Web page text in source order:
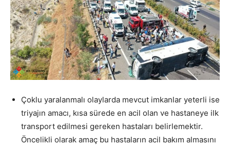
Çoklu yaralanmalı olaylarda mevcut imkanlar yeterli ise
triyajın amacı, kısa sürede en acil olan ve hastaneye ilk
transport edilmesi gereken hastaları belirlemektir.
Öncelikli olarak amaç bu hastaların acil bakım almasını